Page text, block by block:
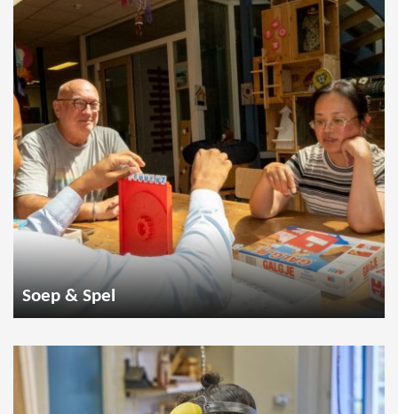
Soep & Spel